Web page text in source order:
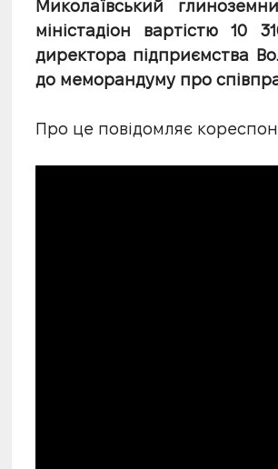
Миколаївський
міністадіон вартістю 10
директора підприємства
до меморандуму про
Про це повідомляє